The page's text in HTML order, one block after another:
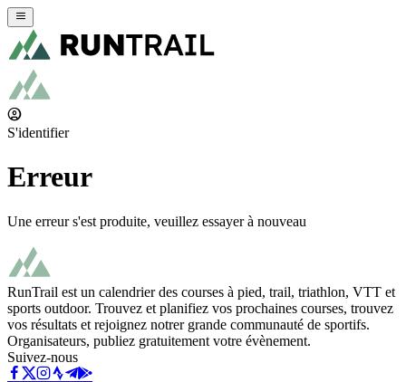
S'identifier
Erreur
Une erreur s'est produite, veuillez essayer à nouveau
RunTrail est un calendrier des courses à pied, trail, triathlon, VTT et
sports outdoor. Trouvez et planifiez vos prochaines courses, trouvez
vos résultats et rejoignez notrer grande communauté de sportifs.
Organisateurs, publiez gratuitement votre évènement.
Suivez-nous